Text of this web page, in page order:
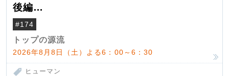
後編
米国駐在でも浮かんだ八ヶ岳 山小屋を営
んだ父母
#174
トップの源流
2026年8月8日（土）よる6：00～6：30
ヒューマン